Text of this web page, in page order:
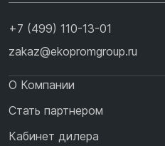
+7 (499) 110-13-01
zakaz@ekopromgroup.ru
О Компании
Стать партнером
Кабинет дилера